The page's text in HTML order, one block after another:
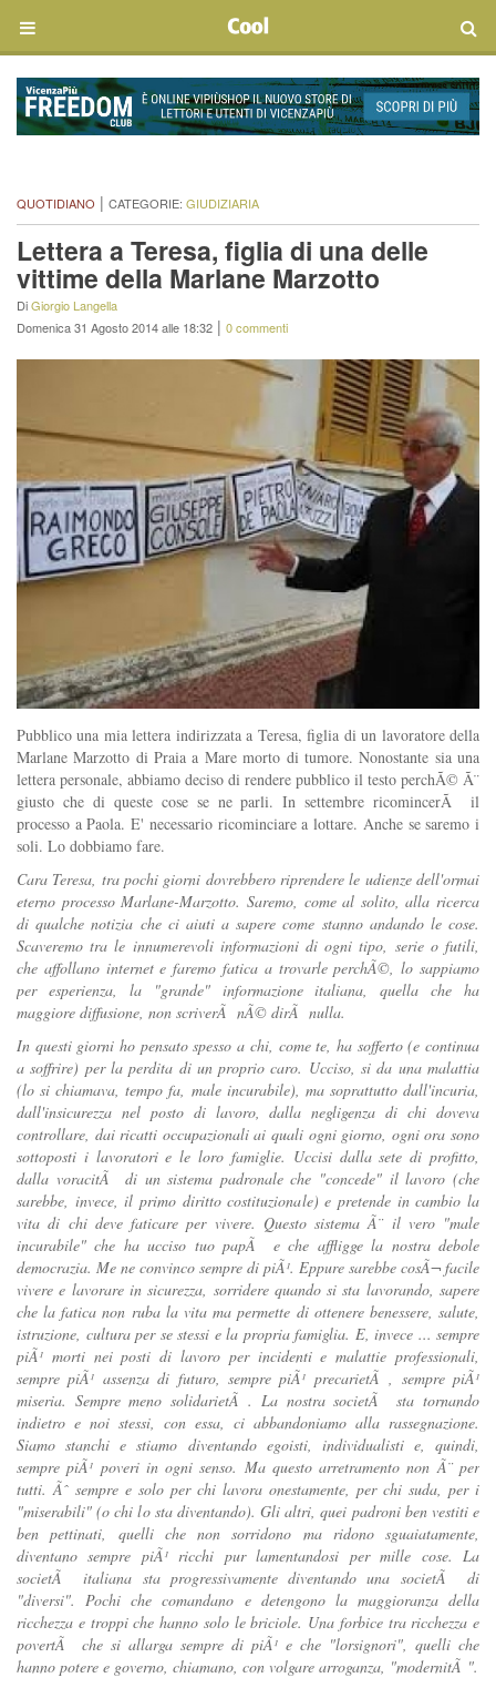
QUOTIDIANO | CATEGORIE: GIUDIZIARIA
Lettera a Teresa, figlia di una delle
vittime della Marlane Marzotto
DiGiorgio Langella
Domenica 31 Agosto 2014 alle 18:32 | 0 commenti
Pubblico una mia lettera indirizzata a Teresa, figlia di un lavoratore della
Marlane Marzotto di Praia a Mare morto di tumore. Nonostante sia una
lettera personale, abbiamo deciso di rendere pubblico il testo perchÃ© Ã¨
giusto che di queste cose se ne parli. In settembre ricomincerÃ il
processo a Paola. E' necessario ricominciare a lottare. Anche se saremo i
soli. Lo dobbiamo fare.
Cara Teresa, tra pochi giorni dovrebbero riprendere le udienze dell'ormai
eterno processo Marlane-Marzotto. Saremo, come al solito, alla ricerca
di qualche notizia che ci aiuti a sapere come stanno andando le cose.
Scaveremo tra le innumerevoli informazioni di ogni tipo, serie o futili,
che affollano internet e faremo fatica a trovarle perchÃ©, lo sappiamo
per esperienza, la "grande" informazione italiana, quella che ha
maggiore diffusione, non scriverÃ nÃ© dirÃ nulla.
In questi giorni ho pensato spesso a chi, come te, ha sofferto (e continua
a soffrire) per la perdita di un proprio caro. Ucciso, si da una malattia
(lo si chiamava, tempo fa, male incurabile), ma soprattutto dall'incuria,
dall'insicurezza nel posto di lavoro, dalla negligenza di chi doveva
controllare, dai ricatti occupazionali ai quali ogni giorno, ogni ora sono
sottoposti i lavoratori e le loro famiglie. Uccisi dalla sete di profitto,
dalla voracitÃ di un sistema padronale che "concede" il lavoro (che
sarebbe, invece, il primo diritto costituzionale) e pretende in cambio la
vita di chi deve faticare per vivere. Questo sistema Ã¨ il vero "male
incurabile" che ha ucciso tuo papÃ e che affligge la nostra debole
democrazia. Me ne convinco sempre di piÃ¹. Eppure sarebbe cosÃ¬ facile
vivere e lavorare in sicurezza, sorridere quando si sta lavorando, sapere
che la fatica non ruba la vita ma permette di ottenere benessere, salute,
istruzione, cultura per se stessi e la propria famiglia. E, invece ... sempre
piÃ¹ morti nei posti di lavoro per incidenti e malattie professionali,
sempre piÃ¹ assenza di futuro, sempre piÃ¹ precarietÃ , sempre piÃ¹
miseria. Sempre meno solidarietÃ . La nostra societÃ sta tornando
indietro e noi stessi, con essa, ci abbandoniamo alla rassegnazione.
Siamo stanchi e stiamo diventando egoisti, individualisti e, quindi,
sempre piÃ¹ poveri in ogni senso. Ma questo arretramento non Ã¨ per
tutti. Ãˆ sempre e solo per chi lavora onestamente, per chi suda, per i
"miserabili" (o chi lo sta diventando). Gli altri, quei padroni ben vestiti e
ben pettinati, quelli che non sorridono ma ridono sguaiatamente,
diventano sempre piÃ¹ ricchi pur lamentandosi per mille cose. La
societÃ italiana sta progressivamente diventando una societÃ di
"diversi". Pochi che comandano e detengono la maggioranza della
ricchezza e troppi che hanno solo le briciole. Una forbice tra ricchezza e
povertÃ che si allarga sempre di piÃ¹ e che "lorsignori", quelli che
hanno potere e governo, chiamano, con volgare arroganza, "modernitÃ ".